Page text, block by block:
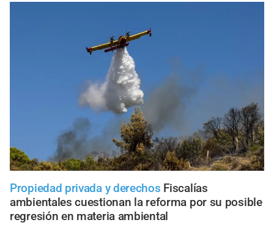
Propiedad privada y derechos Fiscalías
ambientales cuestionan la reforma por su posible
regresión en materia ambiental